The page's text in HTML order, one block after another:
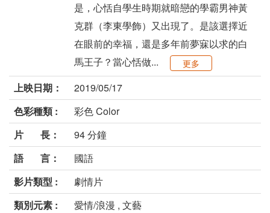
是，心恬自學生時期就暗戀的學霸男神黃
克群（李東學飾）又出現了。是該選擇近
在眼前的幸福，還是多年前夢寐以求的白
馬王子？當心恬做...
更多
上映日期：
2019/05/17
色彩種類 :
彩色 Color
片 長：
94 分鐘
語 言：
國語
影片類型 :
劇情片
類別元素 :
愛情/浪漫 , 文藝